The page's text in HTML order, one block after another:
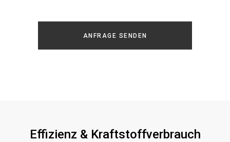
Klimaautomatik/Klimatronic
ANFRAGE SENDEN
Effizienz & Kraftstoffverbrauch